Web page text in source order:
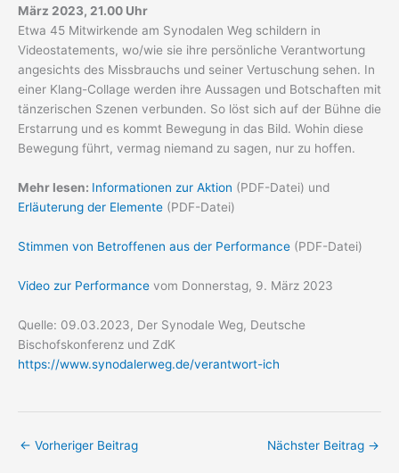
März 2023, 21.00 Uhr
Etwa 45 Mitwirkende am Synodalen Weg schildern in
Videostatements, wo/wie sie ihre persönliche Verantwortung
angesichts des Missbrauchs und seiner Vertuschung sehen. In
einer Klang-Collage werden ihre Aussagen und Botschaften mit
tänzerischen Szenen verbunden. So löst sich auf der Bühne die
Erstarrung und es kommt Bewegung in das Bild. Wohin diese
Bewegung führt, vermag niemand zu sagen, nur zu hoffen.
Mehr lesen: Informationen zur Aktion (PDF-Datei) und
Erläuterung der Elemente (PDF-Datei)
Stimmen von Betroffenen aus der Performance (PDF-Datei)
Video zur Performance vom Donnerstag, 9. März 2023
Quelle: 09.03.2023, Der Synodale Weg, Deutsche
Bischofskonferenz und ZdK
https://www.synodalerweg.de/verantwort-ich
← Vorheriger Beitrag Nächster Beitrag →